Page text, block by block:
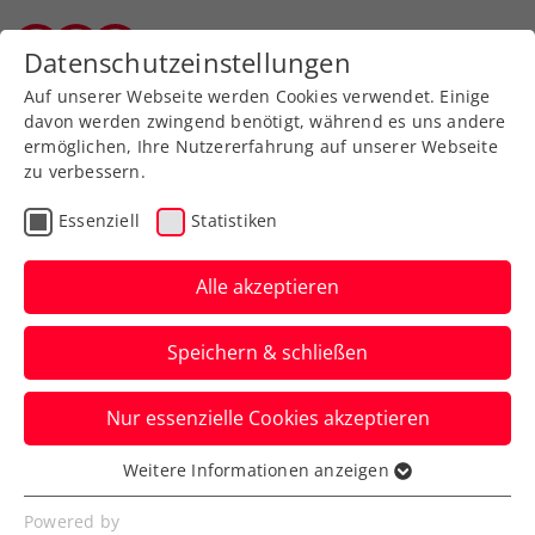
Zurück zur Newsübersicht
ATP
Sebastian Ofner ist auf
bestem Weg ins
Hauptfeld der Erste Bank
Open
Nach seinem Achtelfinal-Einzug bei den
French Open und dem Turniersieg in
Salzburg.
Datenschutzeinstellungen
Auf unserer Webseite werden Cookies verwendet. Einige
davon werden zwingend benötigt, während es uns andere
ermöglichen, Ihre Nutzererfahrung auf unserer Webseite
zu verbessern.
Essenziell Statistiken
Alle akzeptieren
Speichern & schließen
Nur essenzielle Cookies akzeptieren
Essenziell
Essenzielle Cookies werden für grundlegende
Weitere Informationen anzeigen
Powered by